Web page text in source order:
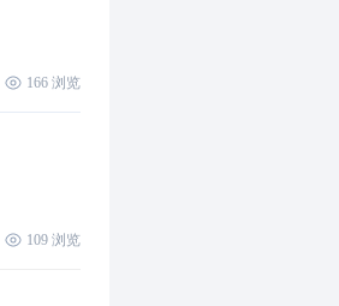
166 浏览
109 浏览